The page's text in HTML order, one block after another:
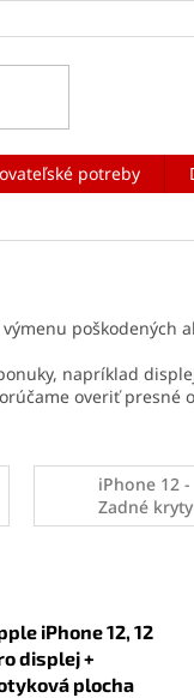
potreby
poškodených
napríklad
overiť
iPhone 12 -
Zadné kryty
iPhone 12, 12
displej +
plocha